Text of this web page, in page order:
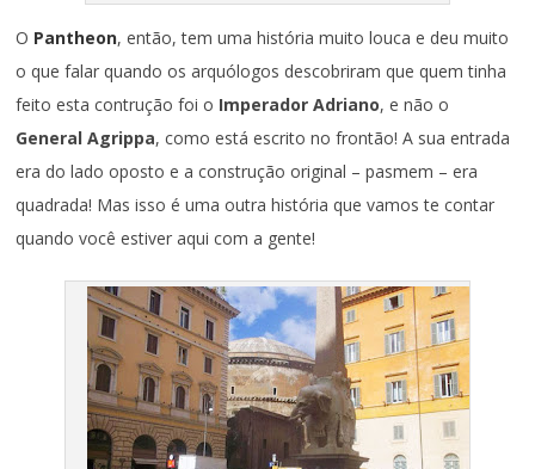
O Pantheon, então, tem uma história muito louca e deu muito
o que falar quando os arquólogos descobriram que quem tinha
feito esta contrução foi o Imperador Adriano, e não o
General Agrippa, como está escrito no frontão! A sua entrada
era do lado oposto e a construção original – pasmem – era
quadrada! Mas isso é uma outra história que vamos te contar
quando você estiver aqui com a gente!